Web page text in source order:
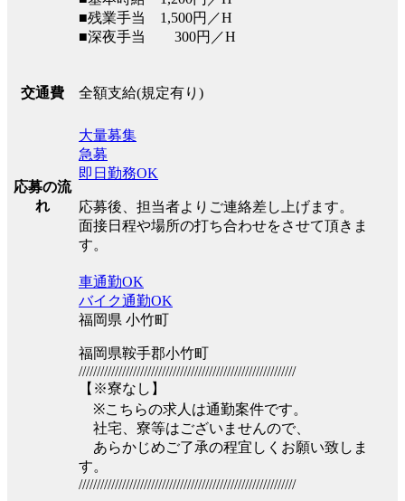
■残業手当 1,500円／H
■深夜手当 300円／H
交通費 全額支給(規定有り)
応募の流
れ
大量募集
急募
即日勤務OK
応募後、担当者よりご連絡差し上げます。
面接日程や場所の打ち合わせをさせて頂きま
す。
車通勤OK
バイク通勤OK
福岡県 小竹町
福岡県鞍手郡小竹町
////////////////////////////////////////////////////////////
【※寮なし】
※こちらの求人は通勤案件です。
社宅、寮等はございませんので、
あらかじめご了承の程宜しくお願い致しま
す。
////////////////////////////////////////////////////////////